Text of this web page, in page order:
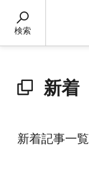
検索
新着
新着記事一覧